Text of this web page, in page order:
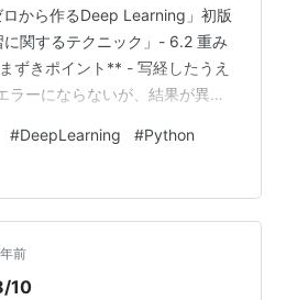
から作るDeep Learning」初版
関するテクニック」- 6.2 重み
ずきポイント** - 写経したうえ
ラーにならないが、結果が異な
いや小数点の位置が違うとか、
ないことが多い --- ## 学習にま
連続学習、365日連続を達成！ -
日土曜日は…
#DeepLearning #Python
前
10